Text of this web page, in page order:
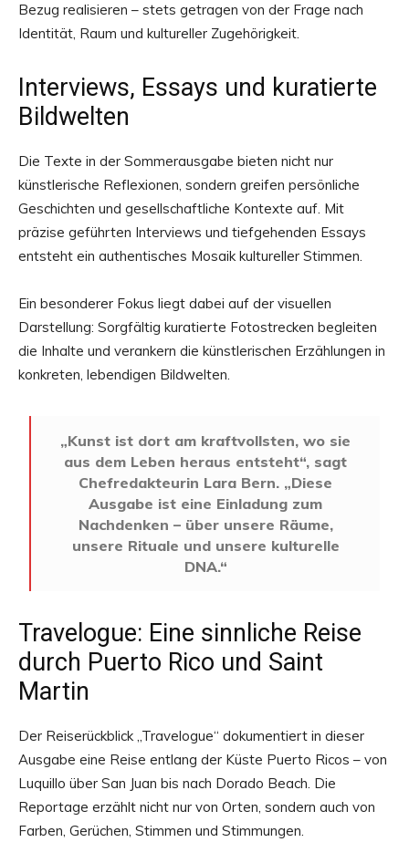
Bezug realisieren – stets getragen von der Frage nach
Identität, Raum und kultureller Zugehörigkeit.
Interviews, Essays und kuratierte
Bildwelten
Die Texte in der Sommerausgabe bieten nicht nur
künstlerische Reflexionen, sondern greifen persönliche
Geschichten und gesellschaftliche Kontexte auf. Mit
präzise geführten Interviews und tiefgehenden Essays
entsteht ein authentisches Mosaik kultureller Stimmen.
Ein besonderer Fokus liegt dabei auf der visuellen
Darstellung: Sorgfältig kuratierte Fotostrecken begleiten
die Inhalte und verankern die künstlerischen Erzählungen in
konkreten, lebendigen Bildwelten.
„Kunst ist dort am kraftvollsten, wo sie
aus dem Leben heraus entsteht“, sagt
Chefredakteurin Lara Bern. „Diese
Ausgabe ist eine Einladung zum
Nachdenken – über unsere Räume,
unsere Rituale und unsere kulturelle
DNA.“
Travelogue: Eine sinnliche Reise
durch Puerto Rico und Saint
Martin
Der Reiserückblick „Travelogue“ dokumentiert in dieser
Ausgabe eine Reise entlang der Küste Puerto Ricos – von
Luquillo über San Juan bis nach Dorado Beach. Die
Reportage erzählt nicht nur von Orten, sondern auch von
Farben, Gerüchen, Stimmen und Stimmungen.